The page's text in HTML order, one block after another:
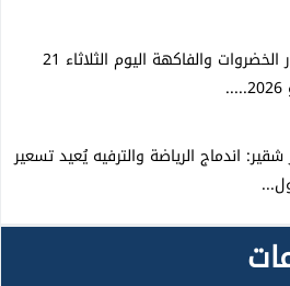
أسعار الخضروات والفاكهة اليوم الثلاثاء 21
اندماج الرياضة والترفيه يُعيد تسعير